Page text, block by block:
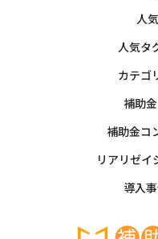
人
人気タ
カテゴ
補助
補助金コ
リアリゼイ
導入